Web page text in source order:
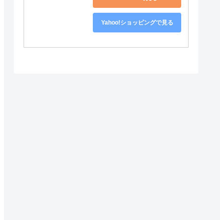
Yahoo!ショッピングで見る